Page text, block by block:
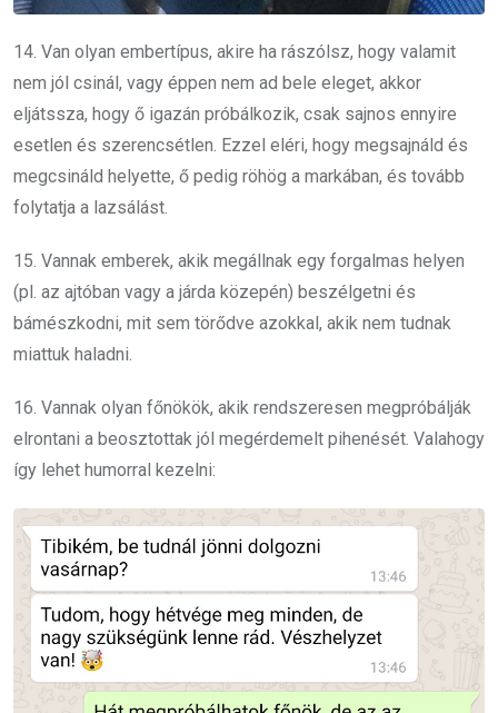
14. Van olyan embertípus, akire ha rászólsz, hogy valamit
nem jól csinál, vagy éppen nem ad bele eleget, akkor
eljátssza, hogy ő igazán próbálkozik, csak sajnos ennyire
esetlen és szerencsétlen. Ezzel eléri, hogy megsajnáld és
megcsináld helyette, ő pedig röhög a markában, és tovább
folytatja a lazsálást.
15. Vannak emberek, akik megállnak egy forgalmas helyen
(pl. az ajtóban vagy a járda közepén) beszélgetni és
bámészkodni, mit sem törődve azokkal, akik nem tudnak
miattuk haladni.
16. Vannak olyan főnökök, akik rendszeresen megpróbálják
elrontani a beosztottak jól megérdemelt pihenését. Valahogy
így lehet humorral kezelni: